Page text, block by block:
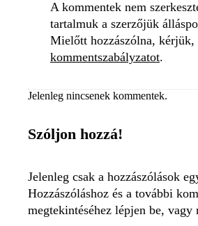
A kommentek nem
tartalmuk a szerzőjük
Mielőtt hozzászólna, kérjük,
kommentszabályzatot.
Jelenleg nincsenek kommentek.
Szóljon hozzá!
Jelenleg csak a hozzászólások
Hozzászóláshoz és a további
megtekintéséhez lépjen be, vagy